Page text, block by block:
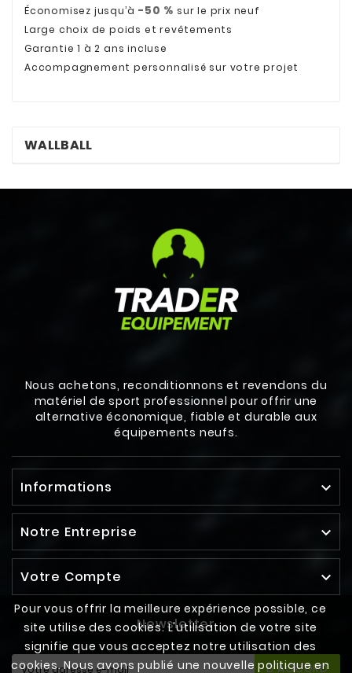
Pour vous offrir la meilleure expérience possible, ce
site utilise des cookies. L'utilisation de votre site
signifie que vous acceptez notre utilisation des
cookies. Nous avons publié une nouvelle politique en
Économisez jusqu’à -50 % sur le prix neuf
Large choix de poids et revêtements
Garantie 1 à 2 ans incluse
Accompagnement personnalisé sur votre projet
WALLBALL
Nous achetons, reconditionnons et revendons du
matériel de sport professionnel pour offrir une
alternative économique, fiable et durable aux
équipements neufs.
Informations 
Notre Entreprise 
Votre Compte 
Newsletter
D'ACCORD